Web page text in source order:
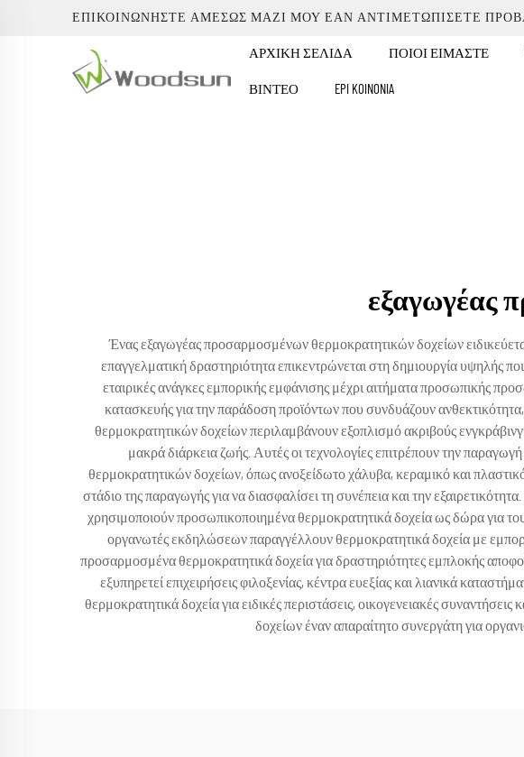
ΕΠΙΚΟΙΝΩΝΉΣΤΕ ΑΜΈΣΩΣ ΜΑΖΊ ΜΟΥ ΕΆΝ ΑΝΤΙΜΕΤΩΠΊΣΕΤΕ
ΑΡΧΙΚΉ ΣΕΛΊΔΑ ΠΟΙΟΙ ΕΊΜΑΣΤΕ
ΒΊΝΤΕΟ EPI KOINONIA
εξαγωγέας
Ένας εξαγωγέας προσαρμοσμένων θερμοκρατητικών δοχείων
επαγγελματική δραστηριότητα επικεντρώνεται στη δημιουργία υψηλής
εταιρικές ανάγκες εμπορικής εμφάνισης μέχρι αιτήματα προσωπικής
κατασκευής για την παράδοση προϊόντων που συνδυάζουν
θερμοκρατητικών δοχείων περιλαμβάνουν εξοπλισμό ακριβούς
μακρά διάρκεια ζωής. Αυτές οι τεχνολογίες επιτρέπουν την
θερμοκρατητικών δοχείων, όπως ανοξείδωτο χάλυβα, κεραμικό και
στάδιο της παραγωγής για να διασφαλίσει τη συνέπεια και την
χρησιμοποιούν προσωπικοποιημένα θερμοκρατητικά δοχεία ως δώρα για
οργανωτές εκδηλώσεων παραγγέλλουν θερμοκρατητικά δοχεία με
προσαρμοσμένα θερμοκρατητικά δοχεία για δραστηριότητες εμπλοκής
εξυπηρετεί επιχειρήσεις φιλοξενίας, κέντρα ευεξίας και λιανικά
θερμοκρατητικά δοχεία για ειδικές περιστάσεις, οικογενειακές
δοχείων έναν απαραίτητο συνεργάτη για